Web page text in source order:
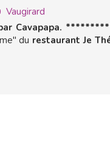
Vaugirard
Cavapapa.
du restaurant Je